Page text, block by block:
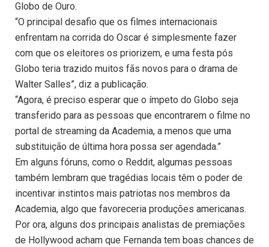
Globo de Ouro.
“O principal desafio que os filmes internacionais
enfrentam na corrida do Oscar é simplesmente fazer
com que os eleitores os priorizem, e uma festa pós
Globo teria trazido muitos fãs novos para o drama de
Walter Salles”, diz a publicação.
“Agora, é preciso esperar que o ímpeto do Globo seja
transferido para as pessoas que encontrarem o filme no
portal de streaming da Academia, a menos que uma
substituição de última hora possa ser agendada.”
Em alguns fóruns, como o Reddit, algumas pessoas
também lembram que tragédias locais têm o poder de
incentivar instintos mais patriotas nos membros da
Academia, algo que favoreceria produções americanas.
Por ora, alguns dos principais analistas de premiações
de Hollywood acham que Fernanda tem boas chances de